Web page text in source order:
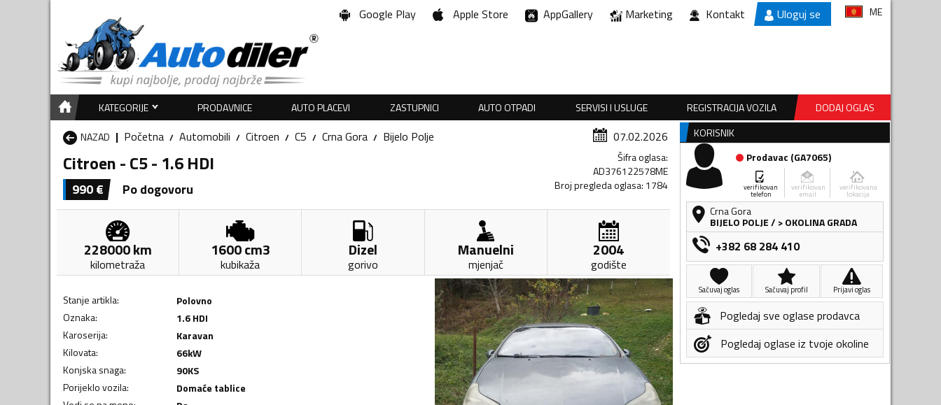
Google Play Apple Store AppGallery Marketing Kontakt Uloguj se ME
KATEGORIJE PRODAVNICE AUTO PLACEVI ZASTUPNICI AUTO OTPADI SERVISI I USLUGE REGISTRACIJA VOZILA
DODAJ OGLAS
NAZAD
Početna Automobili Citroen C5 Crna Gora Bijelo Polje 07.02.2026
Citroen - C5 - 1.6 HDI
990€ Po dogovoru
Šifra oglasa:
AD376122578ME
Broj pregleda oglasa: 1784
228000km
kilometraža
1600cm3
kubikaža
Dizel
gorivo
Manuelni
mjenjač
2004
godište
Stanje artikla:
Polovno
Oznaka:
1.6 HDI
Karoserija:
Karavan
Kilovata: 66kW
Konjska snaga: 90KS
Porijeklo vozila:
Domaće tablice
KORISNIK
Prodavac (GA7065)
verifikovan
telefon
verifikovan
email
verifikovana
lokacija
Crna Gora
BIJELO POLJE/ > OKOLINA GRADA
+382 68 284 410
Sačuvaj oglas Sačuvaj profil Prijavi oglas
Pogledaj sve oglase prodavca
Pogledaj oglase iz tvoje okoline